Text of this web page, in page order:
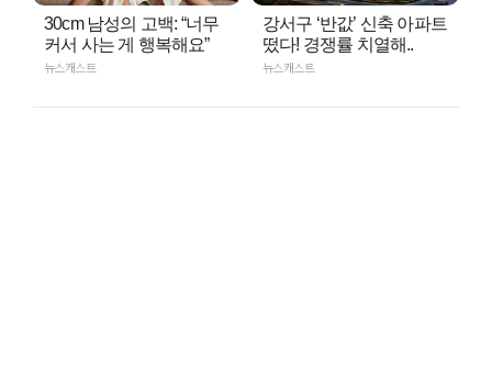
30cm 남성의 고백: “너무
커서 사는 게 행복해요”
뉴스캐스트
강서구 ‘반값’ 신축 아파트
떴다! 경쟁률 치열해..
뉴스캐스트